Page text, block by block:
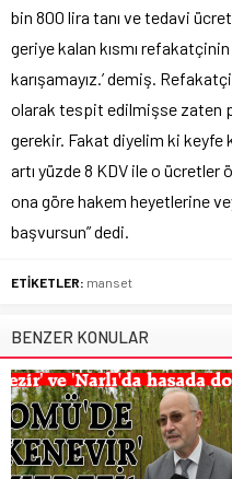
bin 800 lira tanı ve tedavi
geriye kalan kısmı
karışamayız.’ demiş.
olarak tespit edilmişse zaten
gerekir. Fakat diyelim ki keyfe
artı yüzde 8 KDV ile o
ona göre hakem heyetlerine
başvursun” dedi.
ETİKETLER: manset
BENZER KONULAR